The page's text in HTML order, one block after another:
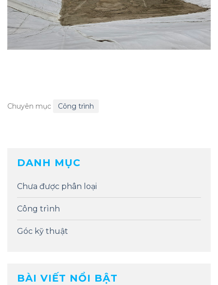
Chuyên mục Công trình
DANH MỤC
Chưa được phân loại
Công trình
Góc kỹ thuật
BÀI VIẾT NỔI BẬT